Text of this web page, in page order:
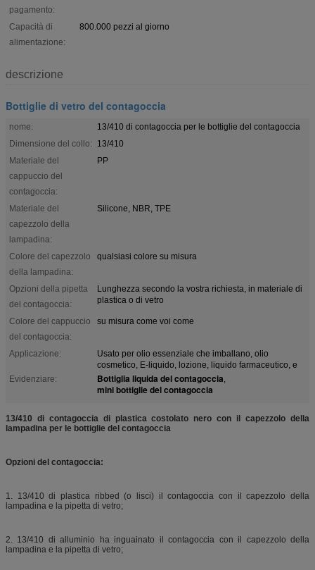
pagamento:
Capacità di
alimentazione:
800.000 pezzi al giorno
descrizione
Bottiglie di vetro del contagoccia
nome:
13/410 di contagoccia per le bottiglie del contagoccia
Dimensione del collo:
13/410
Materiale del
cappuccio del
contagoccia:
PP
Materiale del
capezzolo della
lampadina:
Silicone, NBR, TPE
Colore del capezzolo
della lampadina:
qualsiasi colore su misura
Opzioni della pipetta
del contagoccia:
Lunghezza secondo la vostra richiesta, in materiale di
plastica o di vetro
Colore del cappuccio
del contagoccia:
su misura come voi come
Applicazione:
Usato per olio essenziale che imballano, olio
cosmetico, E-liquido, lozione, liquido farmaceutico, e
Evidenziare:
Bottiglia liquida del contagoccia,
mini bottiglie del contagoccia
13/410 di contagoccia di plastica costolato nero con il capezzolo della
lampadina per le bottiglie del contagoccia
Opzioni del contagoccia:
1. 13/410 di plastica ribbed (o lisci) il contagoccia con il capezzolo della
lampadina e la pipetta di vetro;
2. 13/410 di alluminio ha inguainato il contagoccia con il capezzolo della
lampadina e la pipetta di vetro;